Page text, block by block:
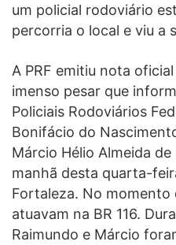
um policial rodoviário
percorria o local e viu a
A PRF emitiu nota
imenso pesar que
Policiais Rodoviários
Bonifácio do
Márcio Hélio Almeida
manhã desta quarta-
Fortaleza. No
atuavam na BR 116.
Raimundo e Márcio